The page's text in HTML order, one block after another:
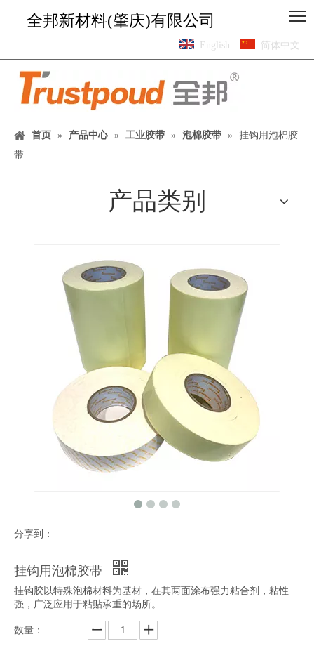
全邦新材料(肇庆)有限公司
English 简体中文
首页 » 产品中心 » 工业胶带 » 泡棉胶带 »
挂钩用泡棉胶
带
产品类别
分享到：
挂钩用泡棉胶带
挂钩胶以特殊泡棉材料为基材，在其两面涂布强力粘合剂，粘性
强，广泛应用于粘贴承重的场所。
数量：